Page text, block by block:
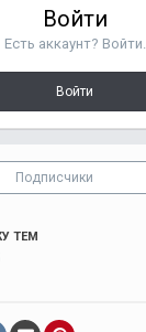
Войти
Есть аккаунт? Войти.
Войти
Подписчики
ТЕМ